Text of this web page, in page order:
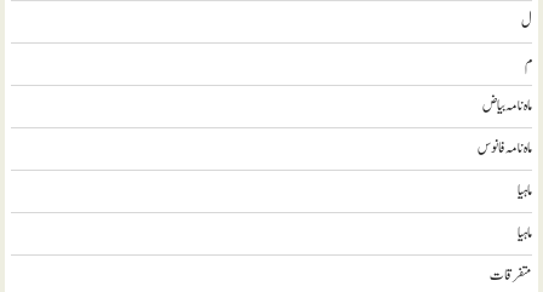
ل
م
ماہ نامہ بیاض
ماہ نامہ فانوس
ماہیا
ماہیا
متفرقات